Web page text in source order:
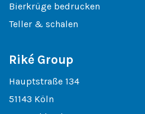
Bierkrüge bedrucken
Teller & schalen
Riké Group
Hauptstraße 134
51143 Köln